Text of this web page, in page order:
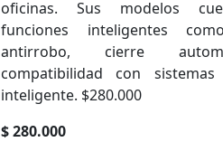
oficinas. Sus modelos
funciones inteligentes
antirrobo, cierre
compatibilidad con
inteligente. $280.000
$ 280.000